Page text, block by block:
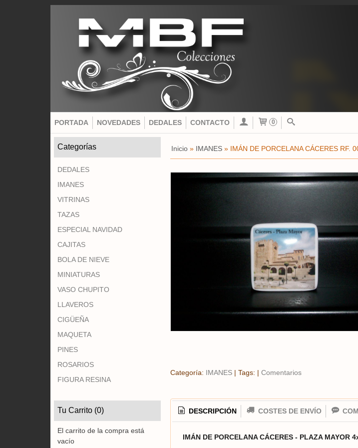
PORTADA NOVEDADES DEDALES CONTACTO 0
Categorías
DEDALES
IMANES
VITRINAS
TAZAS
ESPECIAL NAVIDAD
CAJITAS
BOLA DE NIEVE
MINIATURAS
VASO CHUPITO
LLAVEROS
CIGÜEÑA
MAQUETA
PINES
ROSARIOS
FIGURA RESINA
Tu Carrito (0)
El carrito de la compra está
vacío
Inicio» IMANES» IMÁN DE PORCELANA CÁCERES RF.
Categoría: IMANES| Tags: | Comentarios
DESCRIPCIÓN COSTES DE ENVÍO
IMÁN DE PORCELANA CÁCERES - PLAZA MAYOR